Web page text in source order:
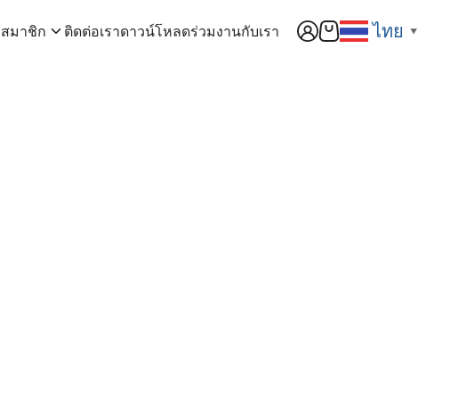
สมาชิก ติดต่อเราดาวน์โหลดร่วมงานกับเรา ไทย ▼